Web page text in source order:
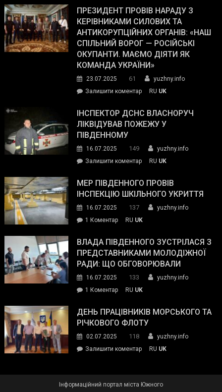
Street
Journal.
Південному
працівникам
ОПЗ
з
матеріального
резерву
гуманітарну
допомогу
ПРЕЗИДЕНТ ПРОВІВ НАРАДУ З
КЕРІВНИКАМИ СИЛОВИХ ТА
АНТИКОРУПЦІЙНИХ ОРГАНІВ: «НАШ
СПІЛЬНИЙ ВОРОГ — РОСІЙСЬКІ
ОКУПАНТИ. МАЄМО ДІЯТИ ЯК
КОМАНДА УКРАЇНИ»
23.07.2025 61
yuzhny.info
Залишити коментарon
провів
нараду
силових
та
органів:
«Наш
спільний
окупанти.
Маємо
діяти
команда
RU UK
ІНСПЕКТОР ДСНС ВЛАСНОРУЧ
ЛІКВІДУВАВ ПОЖЕЖУ У
ПІВДЕННОМУ
16.07.2025 149
yuzhny.info
Залишити коментарon
ДСНС
власноруч
пожежу
у
RU UK
МЕР ПІВДЕННОГО ПРОВІВ
ІНСПЕКЦІЮ ШКІЛЬНОГО УКРИТТЯ
16.07.2025 137
yuzhny.info
1 Коментардо
Південного
провів
інспекцію
укриття
RU UK
ВЛАДА ПІВДЕННОГО ЗУСТРІЛАСЯ З
ПРЕДСТАВНИКАМИ МОЛОДІЖНОЇ
РАДИ: ЩО ОБГОВОРЮВАЛИ
16.07.2025 133
yuzhny.info
1 Коментардо
Південного
зустрілася
представниками
молодіжної
обговорювали
RU UK
ДЕНЬ ПРАЦІВНИКІВ МОРСЬКОГО ТА
РІЧКОВОГО ФЛОТУ
02.07.2025 118
yuzhny.info
Залишити коментарon
RU UK
Інформаційний портал міста Южного